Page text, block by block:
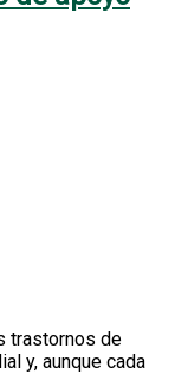
trastornos de
y, aunque cada